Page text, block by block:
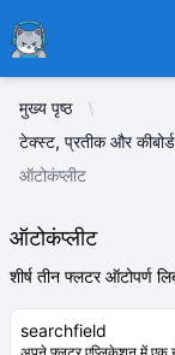
Ducafecat
मुख्य पृष्ठ
टेक्स्ट, प्रतीक और कीबोर्ड
ऑटोकंप्लीट
ऑटोकंप्लीट
शीर्ष तीन फ्लटर ऑटोपर्ण
searchfield